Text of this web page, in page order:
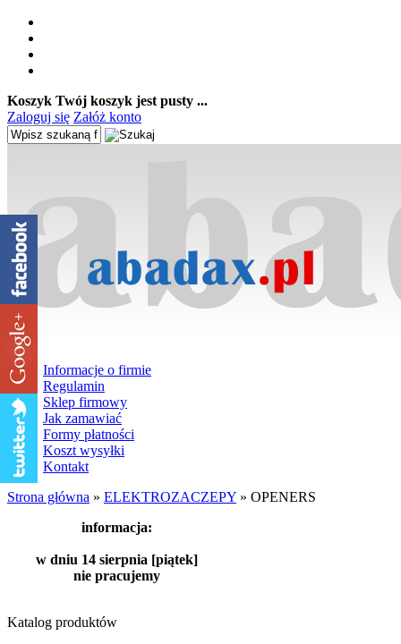
Koszyk Twój koszyk jest pusty ...
Zaloguj się Załóż konto
Informacje o firmie
Regulamin
Sklep firmowy
Jak zamawiać
Formy płatności
Koszt wysyłki
Kontakt
Strona główna » ELEKTROZACZEPY » OPENERS
informacja:
w dniu 14 sierpnia [piątek]
nie pracujemy
Katalog produktów